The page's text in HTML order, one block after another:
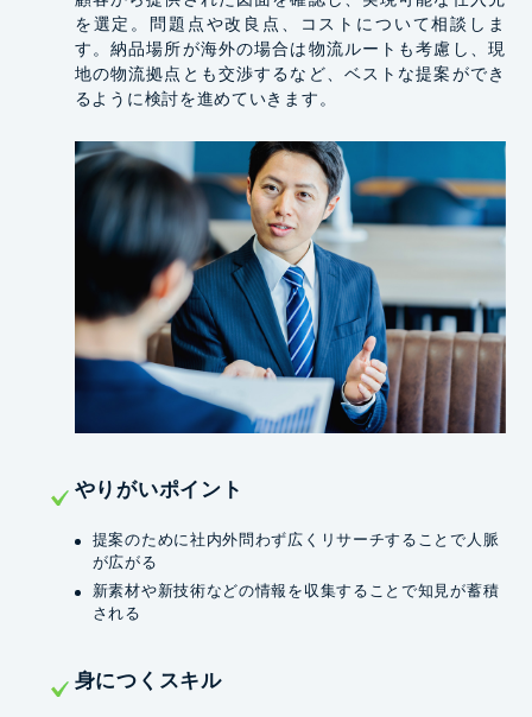
を選定。問題点や改良点、コストについて相談しま
す。納品場所が海外の場合は物流ルートも考慮し、現
地の物流拠点とも交渉するなど、ベストな提案ができ
るように検討を進めていきます。
やりがいポイント
提案のために社内外問わず広くリサーチすることで人脈
が広がる
新素材や新技術などの情報を収集することで知見が蓄積
される
⾝につくスキル